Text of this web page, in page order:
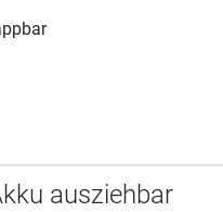
ausziehbar